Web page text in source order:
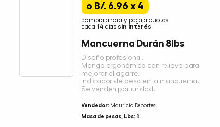
o B/. 6.96 x 4
compra ahora y paga a cuotas
cada 14 días sin interés
Mancuerna Durán 8lbs
Diseño profesional.
Mango ergonómico con relieve para
mejorar el agarre.
Indicador de peso en la mancuerna.
Se venden por unidad.
Vendedor: Mauricio Deportes
Masa de pesas, Lbs: 8